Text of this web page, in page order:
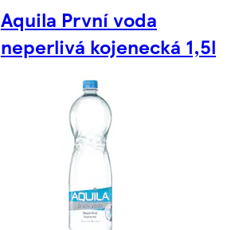
Aquila První voda
neperlivá kojenecká 1,5l